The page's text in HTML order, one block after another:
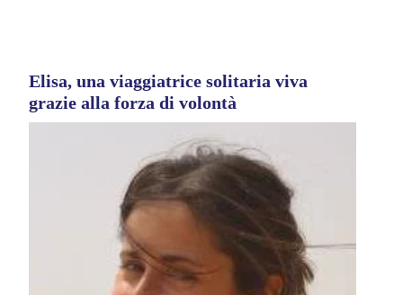
Elisa, una viaggiatrice solitaria viva
grazie alla forza di volontà